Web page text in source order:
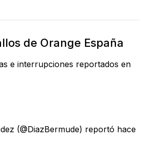
de Orange España
e interrupciones reportados en
(@DiazBermude) reportó hace